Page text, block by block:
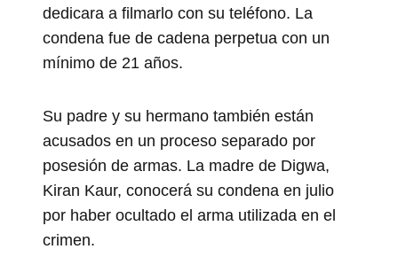
dedicara a filmarlo con su teléfono. La
condena fue de cadena perpetua con un
mínimo de 21 años.
Su padre y su hermano también están
acusados en un proceso separado por
posesión de armas. La madre de Digwa,
Kiran Kaur, conocerá su condena en julio
por haber ocultado el arma utilizada en el
crimen.